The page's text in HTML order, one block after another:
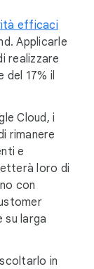
efficaci
Applicarle
realizzare
del 17% il
Cloud, i
rimanere
e
loro di
con
su larga
in